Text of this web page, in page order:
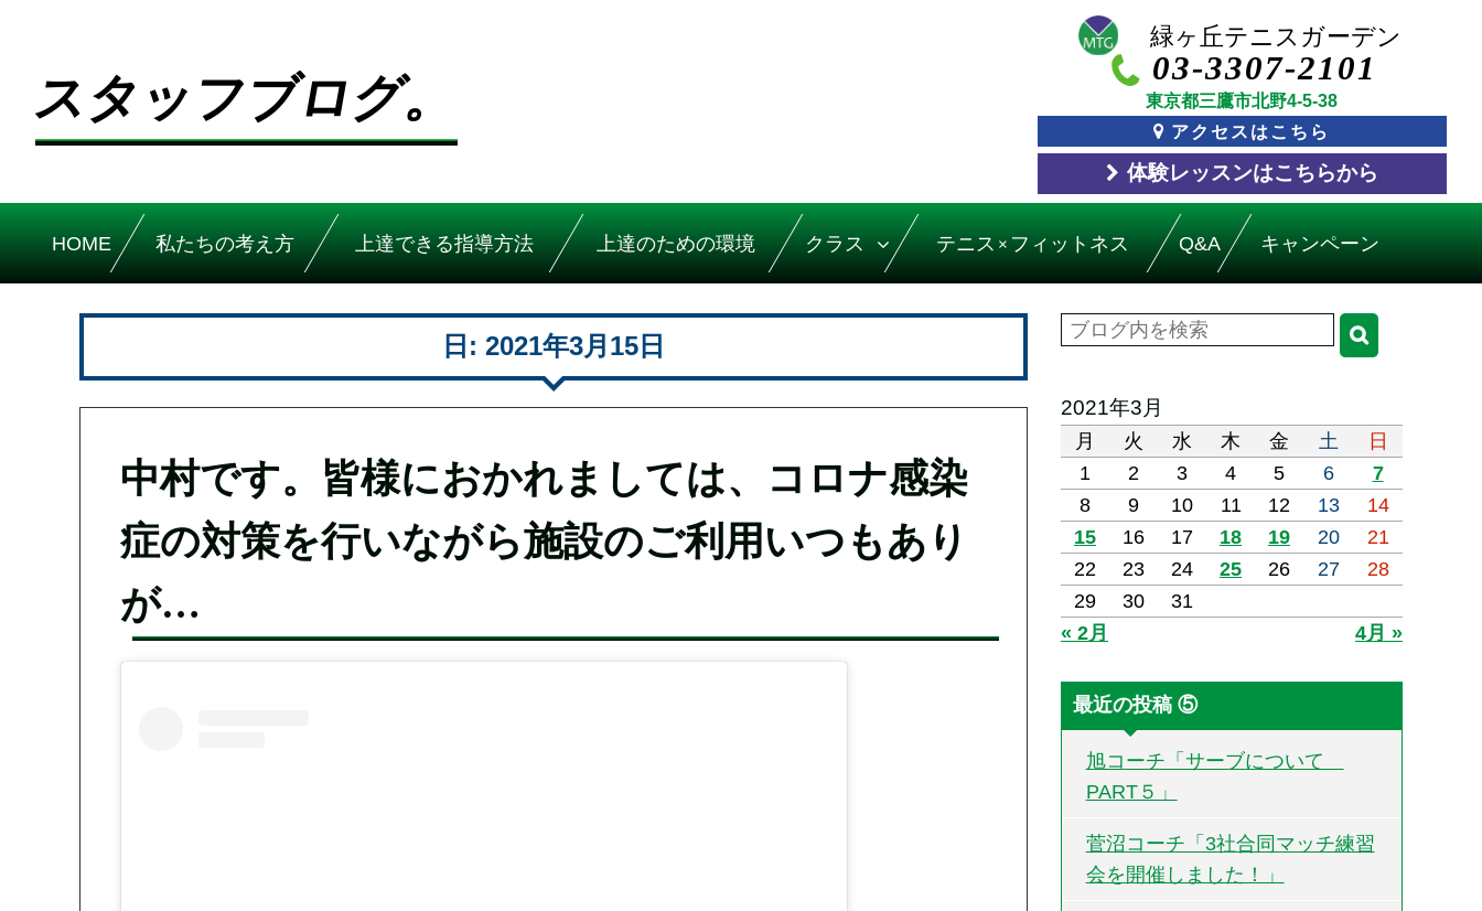
スタッフブログ。
03-3307-2101
東京都三鷹市北野4-5-38
アクセスはこちら
体験レッスンはこちらから
HOME 私たちの考え方 上達できる指導方法 上達のための環境 クラス テニス × フィットネス Q&A キャンペーン
日: 2021年3月15日
中村です。皆様におかれましては、コロナ感染
症の対策を行いながら施設のご利用いつもあり
が…
2021年3月
月 火 水 木 金 土
日
1
2 3 4 5 6
7
8
9 10 11 12 13
14
15
16 17 18 19 20
21
22
23 24 25 26 27
28
29
30
31
« 2月
4月 »
最近の投稿 ⑤
旭コーチ「サーブについて
PART５」
菅沼コーチ「3社合同マッチ練習
会を開催しました！」